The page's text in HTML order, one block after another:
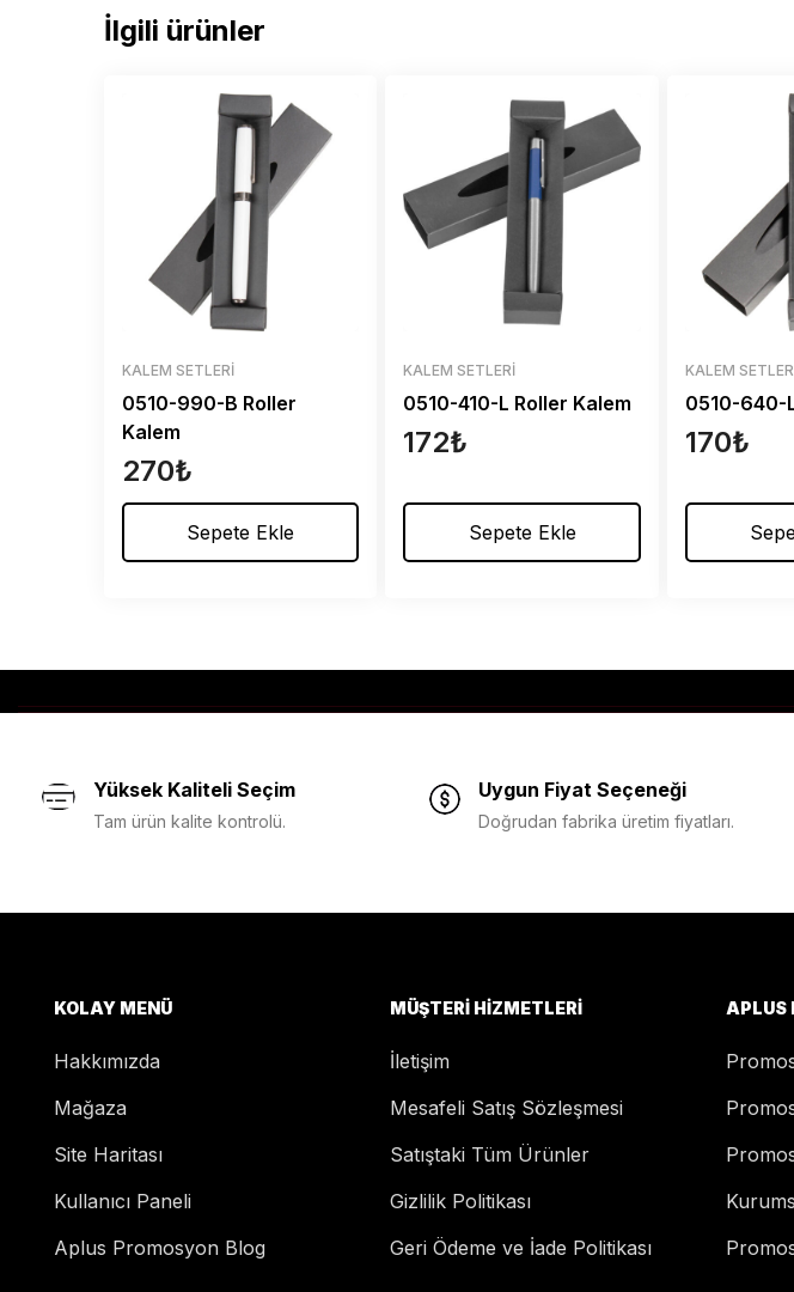
İlgili ürünler
KALEM SETLERI
0510-990-B Roller
Kalem
270₺
Sepete Ekle
KALEM SETLERI
0510-410-L Roller Kalem
172₺
Sepete Ekle
KALEM
0510-640-
170₺
Yüksek Kaliteli Seçim
Tam ürün kalite kontrolü.
Uygun Fiyat Seçeneği
Doğrudan fabrika üretim fiyatları.
KOLAY MENÜ
Hakkımızda
Mağaza
Site Haritası
Kullanıcı Paneli
Aplus Promosyon Blog
MÜŞTERI HIZMETLERI
İletişim
Mesafeli Satış Sözleşmesi
Satıştaki Tüm Ürünler
Gizlilik Politikası
Geri Ödeme ve İade Politikası
APLUS